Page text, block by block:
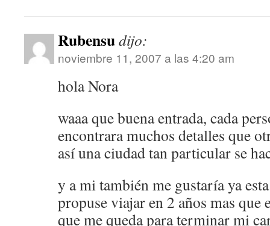
Rubensudijo:
noviembre 11, 2007 a las 4:20 am
hola Nora
waaa que buena entrada, cada
encontrara muchos detalles que
así una ciudad tan particular se
y a mi también me gustaría ya
propuse viajar en 2 años mas que
que me queda para terminar mi